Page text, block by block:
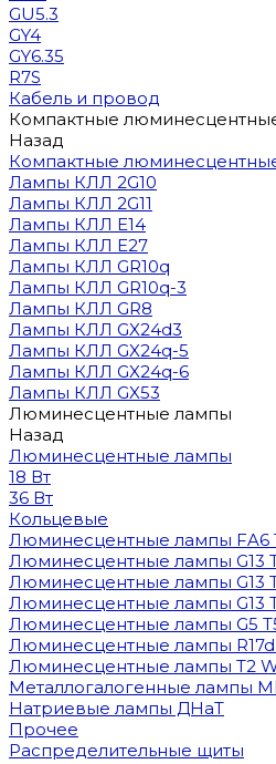
GU5.3
GY4
GY6.35
R7S
Кабель и провод
Компактные
Назад
Компактные
Лампы КЛЛ 2G10
Лампы КЛЛ 2G11
Лампы КЛЛ E14
Лампы КЛЛ E27
Лампы КЛЛ GR10q
Лампы КЛЛ GR10q-3
Лампы КЛЛ GR8
Лампы КЛЛ GX24d3
Лампы КЛЛ GX24q-5
Лампы КЛЛ GX24q-6
Лампы КЛЛ GX53
Люминесцентные лампы
Назад
Люминесцентные лампы
18 Вт
36 Вт
Кольцевые
Люминесцентные лампы FA6
Люминесцентные лампы G13
Люминесцентные лампы G13
Люминесцентные лампы G13
Люминесцентные лампы G5
Люминесцентные лампы R17d
Люминесцентные лампы T2
Металлогалогенные лампы
Натриевые лампы ДНаТ
Прочее
Распределительные щиты